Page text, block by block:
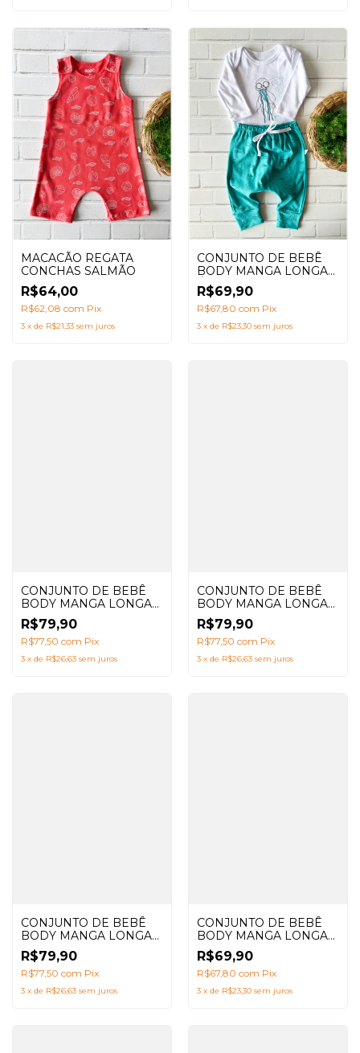
MACACÃO REGATA
CONCHAS SALMÃO
R$64,00
R$62,08 com Pix
3 x de R$21,33 sem juros
CONJUNTO DE BEBÊ
BODY MANGA LONGA
ÁGUA VIVA + CALÇA
SARUEL PEIXES VERDE
ÁGUA
R$69,90
R$67,80 com Pix
3 x de R$23,30 sem juros
CONJUNTO DE BEBÊ
BODY MANGA LONGA
BRANCO + CALÇA
SARUEL CONCHAS
VERDE ÁGUA +
BABADOR
R$79,90
R$77,50 com Pix
3 x de R$26,63 sem juros
CONJUNTO DE BEBÊ
BODY MANGA LONGA
BRANCO + CALÇA
SARUEL CONCHAS
SALMÃO + BABADOR
R$79,90
R$77,50 com Pix
3 x de R$26,63 sem juros
CONJUNTO DE BEBÊ
BODY MANGA LONGA
BRANCO + CALÇA
SARUEL CONCHAS
AZUL MARINHO +
BABADOR
R$79,90
R$77,50 com Pix
3 x de R$26,63 sem juros
CONJUNTO DE BEBÊ
BODY MANGA LONGA
CAVALO MARINHO
SALMÃO + CALÇA
SARUEL CONCHAS
R$69,90
R$67,80 com Pix
3 x de R$23,30 sem juros